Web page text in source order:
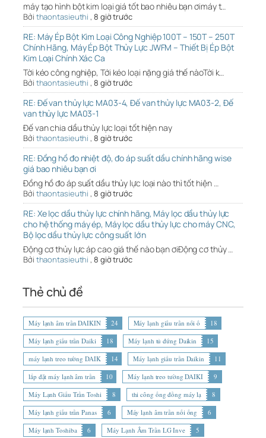
máy tạo hình bột kim loại giá tốt bao nhiêu bạn ơimáy t…
Bởi thaontasieuthi , 8 giờ trước
RE: Máy Ép Bột Kim Loại Công Nghiệp 100T – 150T – 250T
Chính Hãng, Máy Ép Bột Thủy Lực JWFM – Thiết Bị Ép Bột
Kim Loại Chính Xác Ca
Tời kéo công nghiệp, Tới kéo loại nặng giá thế nàoTời k…
Bởi thaontasieuthi , 8 giờ trước
RE: Đế van thủy lực MA03-4, Đế van thủy lực MA03-2, Đế
van thủy lực MA03-1
Đế van chia dầu thủy lực loại tốt hiện nay
Bởi thaontasieuthi , 8 giờ trước
RE: Đồng hồ đo nhiệt độ, đo áp suất dầu chính hãng wise
giá bao nhiêu bạn ơi
Đồng hồ đo áp suất dầu thủy lực loại nào thì tốt hiện …
Bởi thaontasieuthi , 8 giờ trước
RE: Xe lọc dầu thủy lực chính hãng, Máy lọc dầu thủy lực
cho hệ thống máy ép, Máy lọc dầu thủy lực cho máy CNC,
Bộ lọc dầu thủy lực công suất lớn
Động cơ thủy lực áp cao giá thế nào bạn ơiĐộng cơ thủy …
Bởi thaontasieuthi , 8 giờ trước
Thẻ chủ đề
Máy lạnh âm trần DAIKIN 24 Máy lạnh giấu trần nối ố
18
Máy lạnh giấu trần Daiki
18 Máy lạnh tủ đứng Daikin
15
máy lạnh treo tường DAIK
14 Máy lạnh giấu trần Daikin
11
lắp đặt máy lạnh âm trần
10 Máy lạnh treo tường DAIKI
9
Máy Lạnh Giấu Trần Toshi
8 thi công ống đồng máy lạ
8
Máy lạnh giấu trần Panas
6 Máy lạnh âm trần nối ống
6
Máy lạnh Toshiba
6 Máy Lạnh Âm Trần LG Inve
5